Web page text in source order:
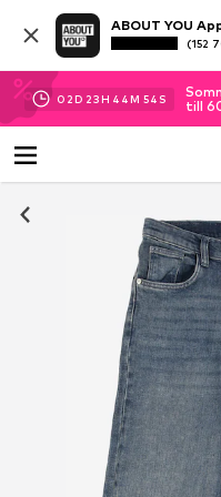
ABOUT YOU
(152
02D 23H 44M 53 S
till